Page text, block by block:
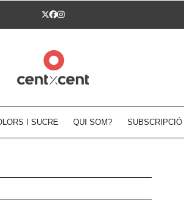
Twitter
Facebook
Instagram
I SUCRE QUI SOM? SUBSCRIPCIÓ